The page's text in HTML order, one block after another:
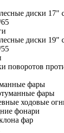
диски 17"
диски 19"
поворотов
фары
фары
ходовые
фонари
фар